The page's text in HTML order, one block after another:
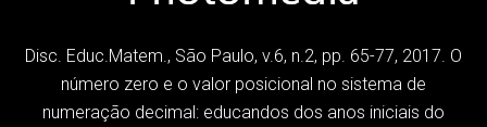
Disc. Educ.Matem., São Paulo, v.6, n.2, pp. 65-77, 2017. O
número zero e o valor posicional no sistema de
numeração decimal: educandos dos anos iniciais do